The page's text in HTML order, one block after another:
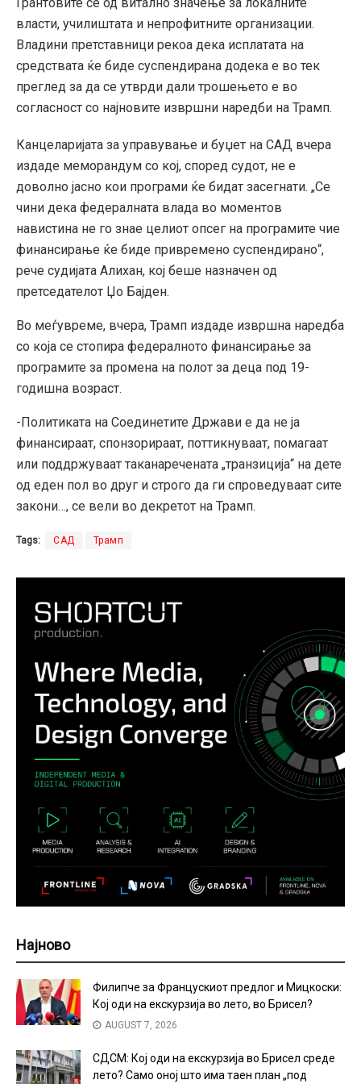
власти, училиштата и непрофитните организации.
Владини претставници рекоа дека исплатата на
средствата ќе биде суспендирана додека е во тек
преглед за да се утврди дали трошењето е во
согласност со најновите извршни наредби на Трамп.
Канцеларијата за управување и буџет на САД вчера
издаде меморандум со кој, според судот, не е
доволно јасно кои програми ќе бидат засегнати. „Се
чини дека федералната влада во моментов
навистина не го знае целиот опсег на програмите чие
финансирање ќе биде привремено суспендирано“,
рече судијата Алихан, кој беше назначен од
претседателот Џо Бајден.
Во меѓувреме, вчера, Трамп издаде извршна наредба
со која се стопира федералното финансирање за
програмите за промена на полот за деца под 19-
годишна возраст.
-Политиката на Соединетите Држави е да не ја
финансираат, спонзорираат, поттикнуваат, помагаат
или поддржуваат таканаречената „транзиција“ на дете
од еден пол во друг и строго да ги спроведуваат сите
закони…, се вели во декретот на Трамп.
Tags: САД Трамп
Најново
Филипче за Францускиот предлог и Мицкоски:
Кој оди на екскурзија во лето, во Брисел?
AUGUST 7, 2026
СДСМ: Кој оди на екскурзија во Брисел среде
лето? Само оној што има таен план „под